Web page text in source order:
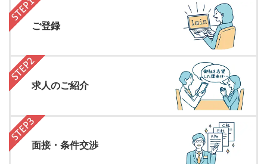
ご登録
求人のご紹介
面接・条件交渉